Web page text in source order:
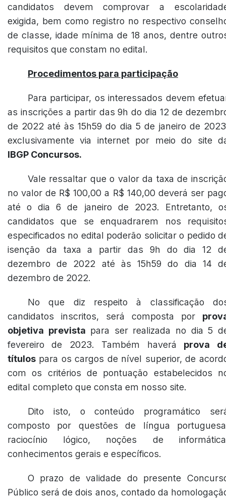
candidatos devem comprovar a
exigida, bem como registro no respectivo
de classe, idade mínima de 18 anos, dentre
requisitos que constam no edital.
Procedimentos para participação
Para participar, os interessados devem
as inscrições a partir das 9h do dia 12 de
de 2022 até às 15h59 do dia 5 de janeiro de
exclusivamente via internet por meio do site
IBGP Concursos.
Vale ressaltar que o valor da taxa de
no valor de R$ 100,00 a R$ 140,00 deverá ser
até o dia 6 de janeiro de 2023. Entretanto,
candidatos que se enquadrarem nos
especificados no edital poderão solicitar o pedido
isenção da taxa a partir das 9h do dia 12
dezembro de 2022 até às 15h59 do dia 14
dezembro de 2022.
No que diz respeito à classificação
candidatos inscritos, será composta por
objetiva prevista para ser realizada no dia 5
fevereiro de 2023. Também haverá prova
títulos para os cargos de nível superior, de
com os critérios de pontuação estabelecidos
edital completo que consta em nosso site.
Dito isto, o conteúdo programático
composto por questões de língua
raciocínio lógico, noções de
conhecimentos gerais e específicos.
O prazo de validade do presente
Público será de dois anos, contado da